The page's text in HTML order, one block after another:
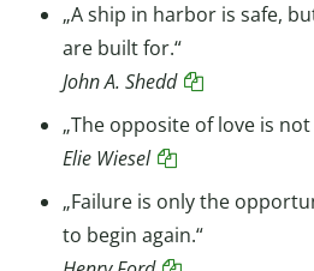
„A ship in harbor is safe,
are built for.“
John A. Shedd
„The opposite of love is
Elie Wiesel
„Failure is only the
to begin again.“